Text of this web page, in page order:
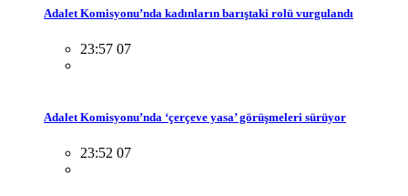
Adalet Komisyonu’nda kadınların barıştaki rolü vurgulandı
23:57 07
Adalet Komisyonu’nda ‘çerçeve yasa’ görüşmeleri sürüyor
23:52 07